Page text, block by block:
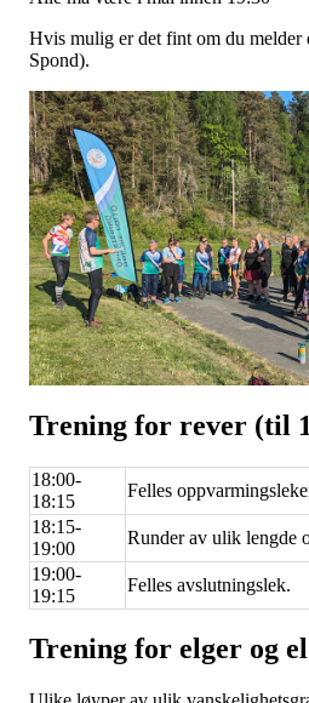
Hvis mulig er det fint om du melder
Spond).
Trening for rever (til
18:00-
18:15
Felles
18:15-
19:00
Runder av ulik lengde
19:00-
19:15
Felles avslutningslek.
Trening for elger og